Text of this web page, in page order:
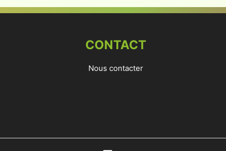
CONTACT
Nous contacter